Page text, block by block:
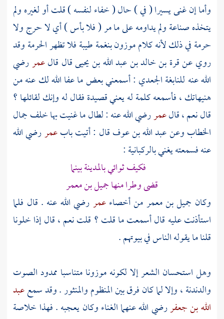
وأما إن غنى يسيرا ( في ) حال ( خفاء لنفسه ) قلت أو لغيره ولم
يتخذه صناعة ولم يداومه على ما مر ( فلا بأس ) أي لا حرج ولا
حرمة في ذلك لأنه كلام موزون بنغمة طيبة فلا تظهر الحرمة وقد
روي عنقرة بن خالد بن عبد الله بن يحيىقال قالعمررضي
الله عنه للنابغة الجعدي : أسمعني بعض ما عفا الله لك عنه من
هنيهاتك ، فأسمعه كلمة له يعني قصيدة فقال له وإنك لقائلها ؟
قال نعم ، قالعمررضي الله عنه : لطال ما غنيت بها خلف جمال
الخطاب وعنعبد الله بن عوفقال : أتيت بابعمررضي الله
عنه فسمعته يغني بالركبانية :
فكيف ثوائيبالمدينةبينما
قضى وطرا منها جميل بن معمر
وكان جميل بن معمرمن أخصاءعمررضي الله عنه . قال فلما
استأذنت عليه قال أسمعت ما قلت ؟ قلت نعم ، قال إذا خلونا
قلنا ما يقوله الناس في بيوتهم .
وهل استحسان الشعر إلا لكونه موزونا متناسبا ممدود الصوت
والدندنة ، وإلا لما كان فرق بين المنظوم والمنثور . وقد سمععبد
الله بن جعفررضي الله عنهما الغناء وكان يعجبه . فهذا خلاصة